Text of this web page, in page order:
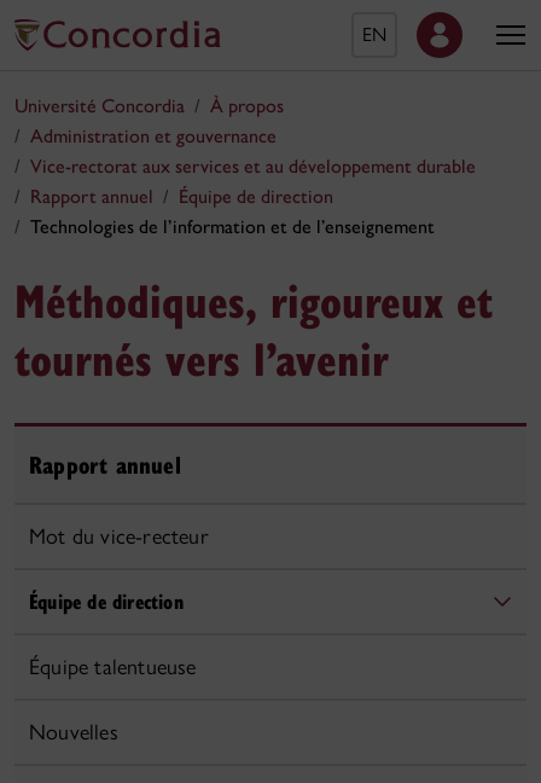
EN
Université Concordia
À propos
Administration et gouvernance
Vice-rectorat aux services et au développement durable
Rapport annuel
Équipe de direction
Technologies de l’information et de l’enseignement
Méthodiques, rigoureux et
tournés vers l’avenir
Rapport annuel
Mot du vice-recteur
Équipe de direction
Équipe talentueuse
Nouvelles